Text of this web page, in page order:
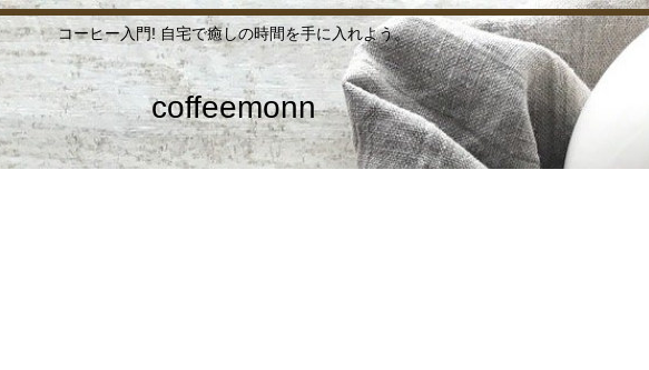
コーヒー入門! 自宅で癒しの時間を手に入れよう。
coffeemonn